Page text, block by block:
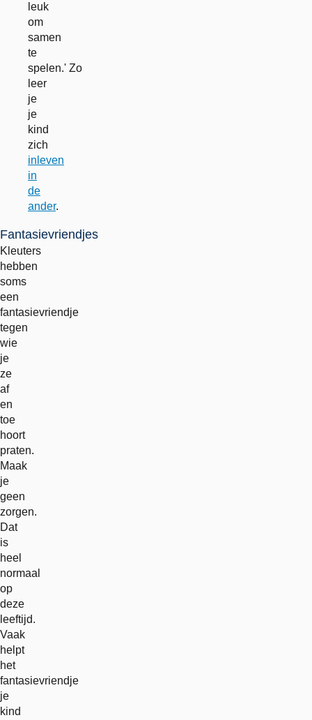
leuk
om
samen
te
spelen.' Zo
leer
je
je
kind
zich
inleven
in
de
ander.
Fantasievriendjes
Kleuters
hebben
soms
een
fantasievriendje
tegen
wie
je
ze
af
en
toe
hoort
praten.
Maak
je
geen
zorgen.
Dat
is
heel
normaal
op
deze
leeftijd.
Vaak
helpt
het
fantasievriendje
je
kind